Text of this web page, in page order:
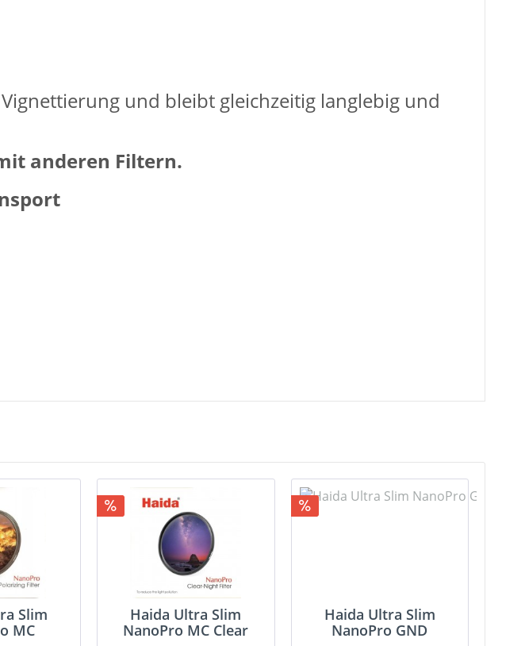
und bleibt gleichzeitig langlebig und
anderen Filtern.
Slim
MC
Haida Ultra Slim
NanoPro MC Clear
Haida Ultra Slim
NanoPro GND